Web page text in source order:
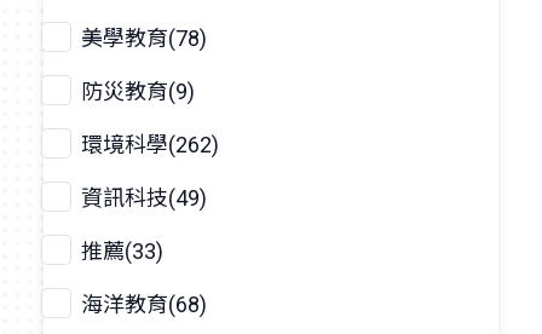
美學教育(78)
防災教育(9)
環境科學(262)
資訊科技(49)
推薦(33)
海洋教育(68)